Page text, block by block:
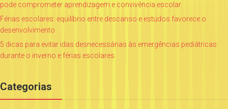
pode comprometer aprendizagem e convivência escolar
Férias escolares: equilíbrio entre descanso e estudos favorece o
desenvolvimento
5 dicas para evitar idas desnecessárias às emergências pediátricas
durante o inverno e férias escolares
Categorias